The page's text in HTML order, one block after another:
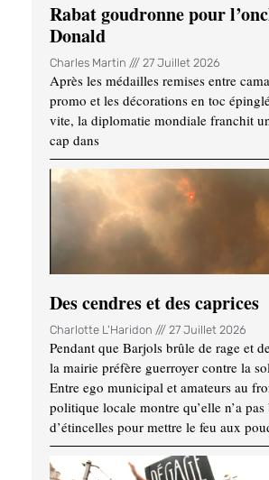
Rabat goudronne pour
Donald
Charles Martin 27 Juillet 2026
Après les médailles remises entre
promo et les décorations en toc
vite, la diplomatie mondiale franchit
cap dans
Des cendres et des caprices
Charlotte L'Haridon 27 Juillet 2026
Pendant que Barjols brûle de rage et
la mairie préfère guerroyer contre la
Entre ego municipal et amateurs au
politique locale montre qu’elle n’a pas
d’étincelles pour mettre le feu aux